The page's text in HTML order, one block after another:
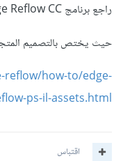
راجع برنامج Adobe Edge Reflow CC
حيث يختص بالتصميم
reflow/how-to/edge-
ps-il-assets.html
اقتباس